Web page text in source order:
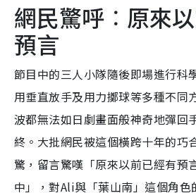
網民驚呼︰原來
預言
節目中的三人小隊隨後即場進行科
用垂直放手及用力擲球等多種不同
波都無法如日劇畫面般神奇地彈回
終。大批網民被這個橫跨十年的巧
驚，留言驚嘆「原來以前已經有預
中」，對Ali與「葉山南」這個角色